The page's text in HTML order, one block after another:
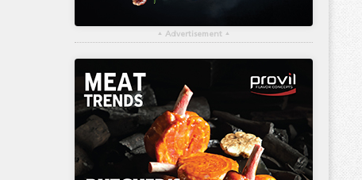
▴ Advertisement ▴